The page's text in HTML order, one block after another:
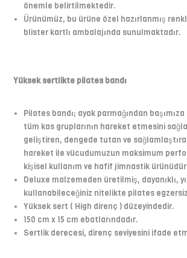
önemle belirtilmektedir.
Ürünümüz, bu ürüne özel hazırlanmış
blister kartlı ambalajında sunulmaktadır.
Yüksek sertlikte pilates bandı
Pilates bandı; ayak parmağından
tüm kas gruplarının hareket etmesini
geliştiren, dengede tutan ve
hareket ile vücudumuzun maksimum
kişisel kullanım ve hafif jimnastik
Deluxe malzemeden üretilmiş, dayanıklı,
kullanabileceğiniz nitelikte pilates egzersiz
Yüksek sert ( High direnç ) düzeyindedir.
150 cm x 15 cm ebatlarındadır.
Sertlik derecesi, direnç seviyesini ifade